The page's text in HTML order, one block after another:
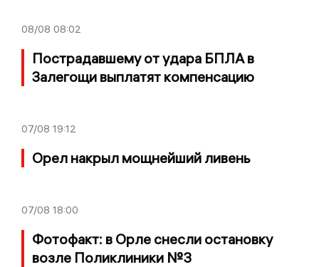
08/08 08:02
Пострадавшему от удара БПЛА в
Залегощи выплатят компенсацию
07/08 19:12
Орел накрыл мощнейший ливень
07/08 18:00
Фотофакт: в Орле снесли остановку
возле Поликлиники №3